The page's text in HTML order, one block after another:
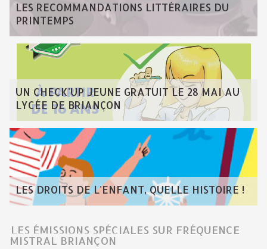
LES RECOMMANDATIONS LITTÉRAIRES DU
PRINTEMPS
UN CHECK'UP JEUNE GRATUIT LE 28 MAI AU
LYCÉE DE BRIANÇON
LES DROITS DE L'ENFANT, QUELLE HISTOIRE !
LES ÉMISSIONS SPÉCIALES SUR FRÉQUENCE
MISTRAL BRIANÇON